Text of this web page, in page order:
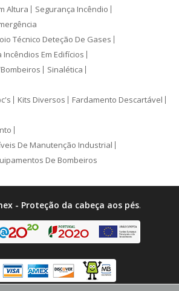
Altura
Segurança Incêndio
Técnico Deteção De Gases
Incêndios Em Edifícios
Sinalética
Kits Diversos
Fardamento Descartável
De Manutenção Industrial
De Bombeiros
- Proteção da cabeça aos pés.